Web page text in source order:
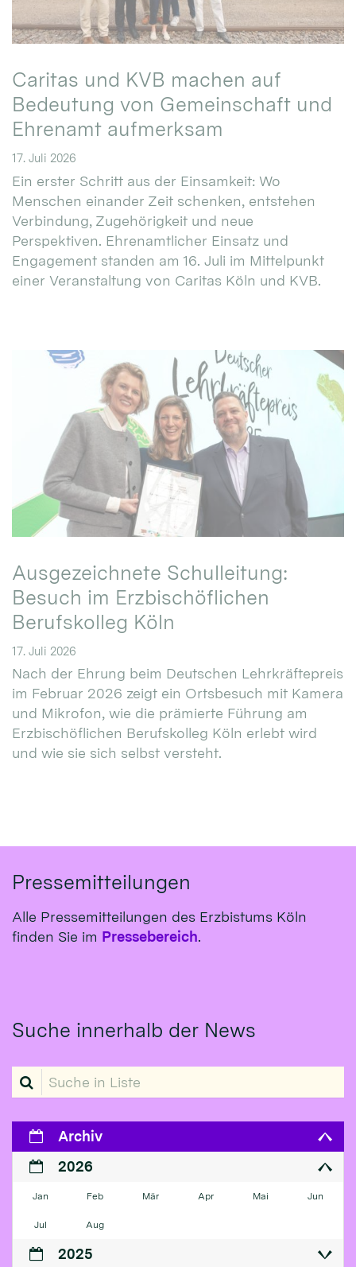
Caritas und KVB machen auf
Bedeutung von Gemeinschaft und
Ehrenamt aufmerksam
17. Juli 2026
Ein erster Schritt aus der Einsamkeit: Wo
Menschen einander Zeit schenken, entstehen
Verbindung, Zugehörigkeit und neue
Perspektiven. Ehrenamtlicher Einsatz und
Engagement standen am 16. Juli im Mittelpunkt
einer Veranstaltung von Caritas Köln und KVB.
Ausgezeichnete Schulleitung:
Besuch im Erzbischöflichen
Berufskolleg Köln
17. Juli 2026
Nach der Ehrung beim Deutschen Lehrkräftepreis
im Februar 2026 zeigt ein Ortsbesuch mit Kamera
und Mikrofon, wie die prämierte Führung am
Erzbischöflichen Berufskolleg Köln erlebt wird
und wie sie sich selbst versteht.
Pressemitteilungen
Alle Pressemitteilungen des Erzbistums Köln
finden Sie im Pressebereich.
Suche innerhalb der News
Suche in Liste
Archiv
2026
Jan Feb Mär Apr Mai Jun
Jul Aug
2025